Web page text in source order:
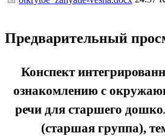
Предварительный
Конспект
ознакомлению с
речи для старшего
(старшая группа),